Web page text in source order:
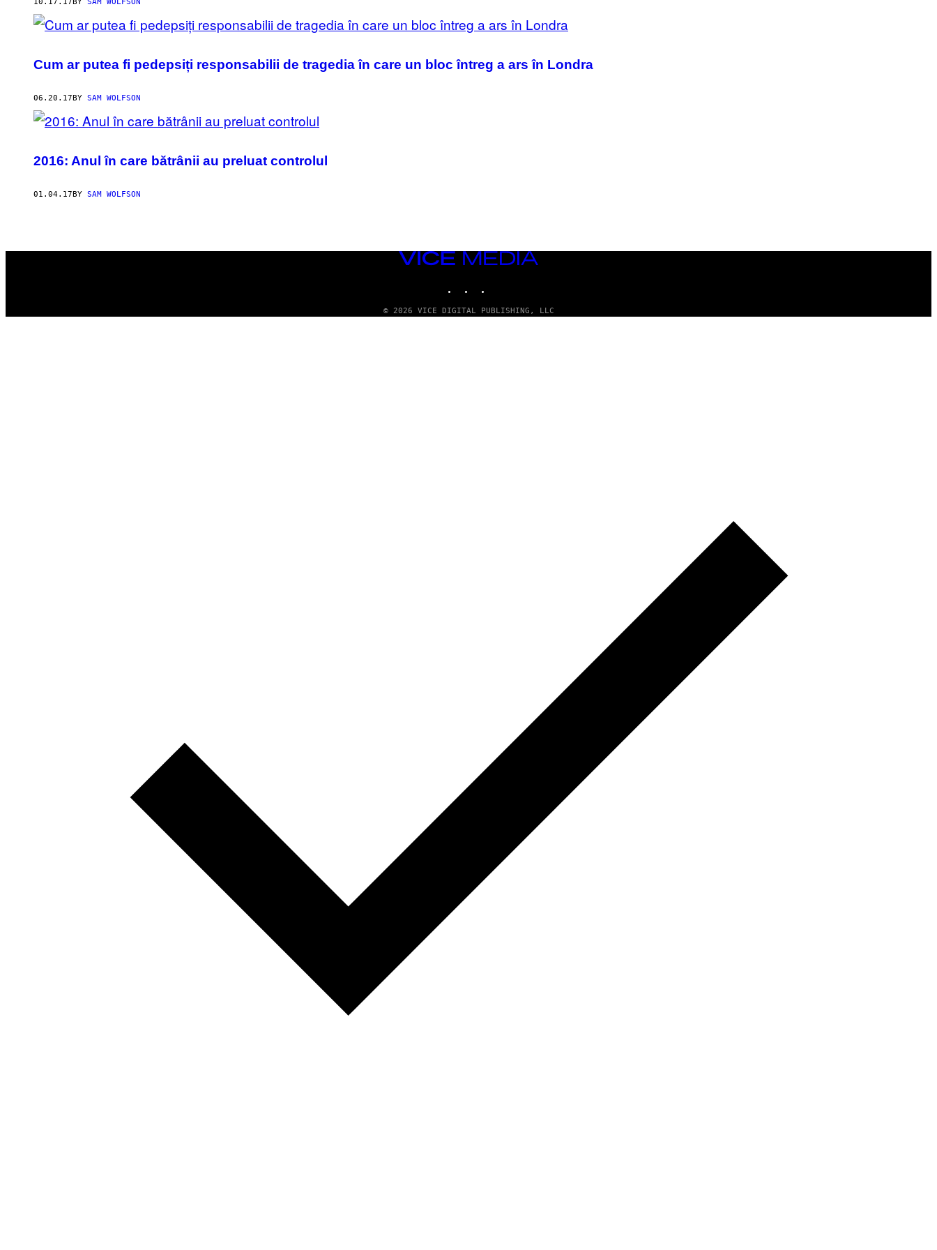
AUTHOR
10.17.17 BY SAM WOLFSON
Cum ar putea fi pedepsiți responsabilii de tragedia în care un bloc întreg a ars în Londra
06.20.17 BY SAM WOLFSON
2016: Anul în care bătrânii au preluat controlul
01.04.17 BY SAM WOLFSON
VICE
© 2026 VICE DIGITAL PUBLISHING, LLC